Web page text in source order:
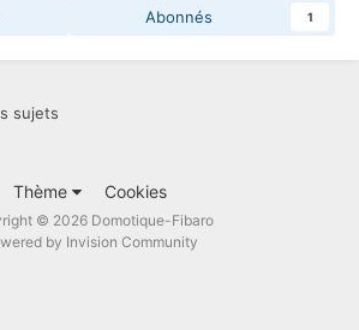
Abonnés 1
sujets
Thème Cookies
© 2026 Domotique-Fibaro
by Invision Community